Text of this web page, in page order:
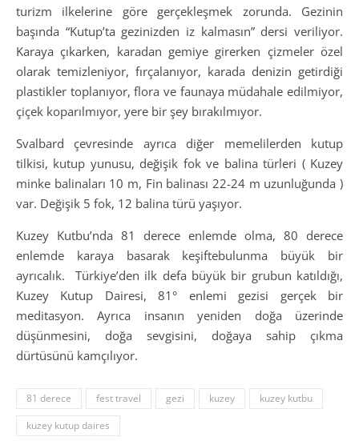
turizm ilkelerine göre gerçekleşmek zorunda. Gezinin
başında “Kutup’ta gezinizden iz kalmasın” dersi veriliyor.
Karaya çıkarken, karadan gemiye girerken çizmeler özel
olarak temizleniyor, fırçalanıyor, karada denizin getirdiği
plastikler toplanıyor, flora ve faunaya müdahale edilmiyor,
çiçek koparılmıyor, yere bir şey bırakılmıyor.
Svalbard çevresinde ayrıca diğer memelilerden kutup
tilkisi, kutup yunusu, değişik fok ve balina türleri ( Kuzey
minke balinaları 10 m, Fin balinası 22-24 m uzunluğunda )
var. Değişik 5 fok, 12 balina türü yaşıyor.
Kuzey Kutbu’nda 81 derece enlemde olma, 80 derece
enlemde karaya basarak keşiftebulunma büyük bir
ayrıcalık. Türkiye’den ilk defa büyük bir grubun katıldığı,
Kuzey Kutup Dairesi, 81° enlemi gezisi gerçek bir
meditasyon. Ayrıca insanın yeniden doğa üzerinde
düşünmesini, doğa sevgisini, doğaya sahip çıkma
dürtüsünü kamçılıyor.
81 derece fest travel gezi kuzey
kuzey kutbu
kuzey kutup daires